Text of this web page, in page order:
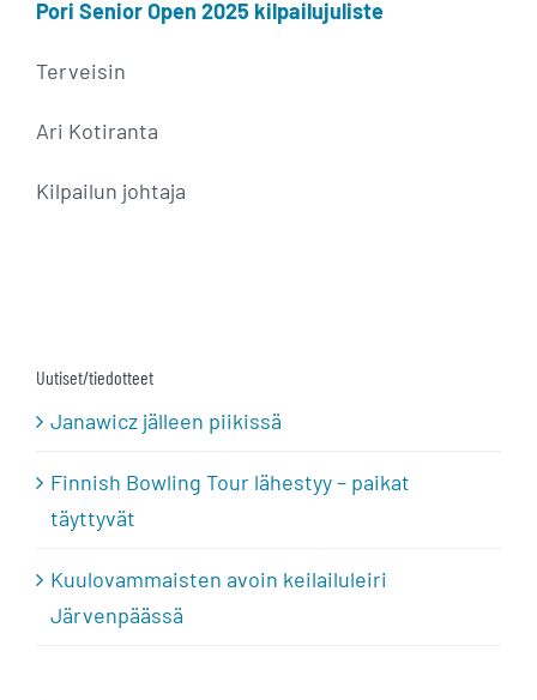
Pori Senior Open 2025 kilpailujuliste
Terveisin
Ari Kotiranta
Kilpailun johtaja
Uutiset/tiedotteet
Janawicz jälleen piikissä
Finnish Bowling Tour lähestyy – paikat
täyttyvät
Kuulovammaisten avoin keilailuleiri
Järvenpäässä